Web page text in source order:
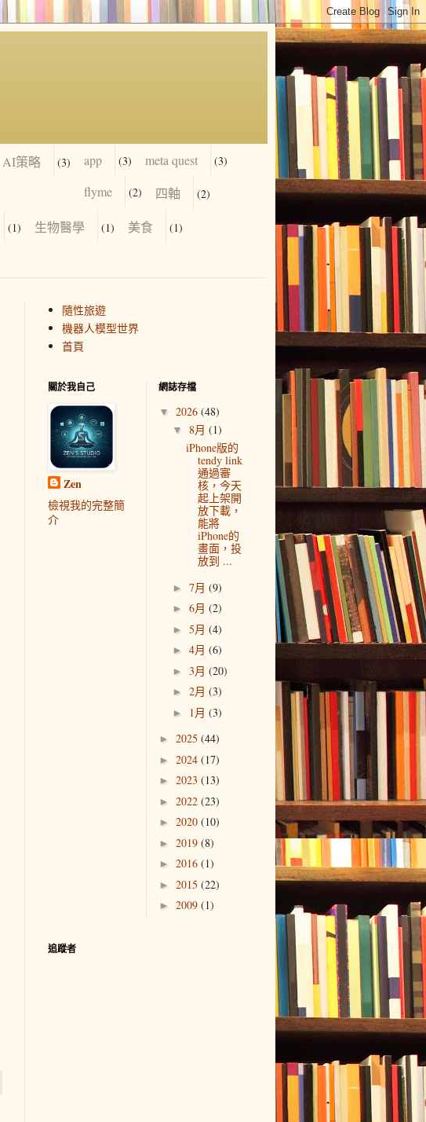
AI策略 (3) app (3) meta quest (3)
flyme (2) 四軸 (2)
(1) 生物醫學 (1) 美食 (1)
隨性旅遊
機器人模型世界
首頁
關於我自己
Zen
檢視我的完整簡
介
網誌存檔
▼ 2026 (48)
▼ 8月 (1)
iPhone版的
tendy link
通過審
核，今天
起上架開
放下載，
能將
iPhone的
畫面，投
放到 ...
► 7月 (9)
► 6月 (2)
► 5月 (4)
► 4月 (6)
► 3月 (20)
► 2月 (3)
► 1月 (3)
► 2025 (44)
► 2024 (17)
► 2023 (13)
► 2022 (23)
► 2020 (10)
► 2019 (8)
► 2016 (1)
► 2015 (22)
► 2009 (1)
追蹤者